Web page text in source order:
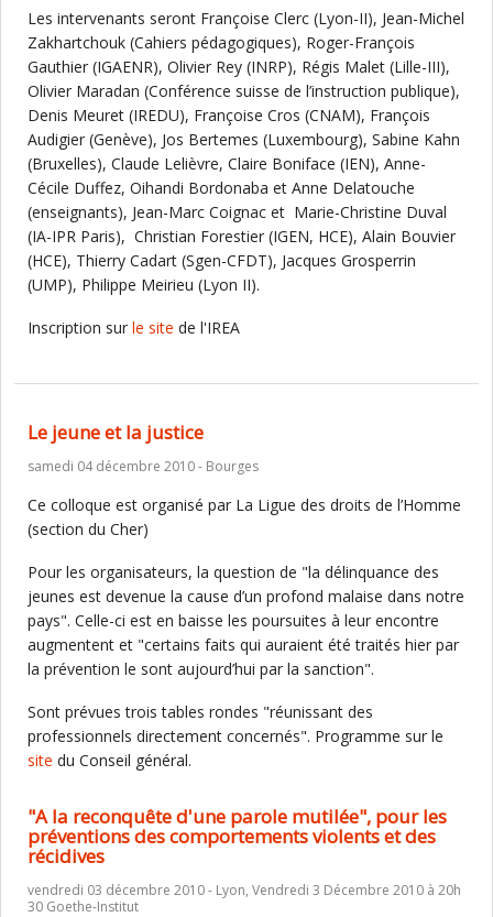
Les intervenants seront Françoise Clerc (Lyon-II), Jean-Michel
Zakhartchouk (Cahiers pédagogiques), Roger-François
Gauthier (IGAENR), Olivier Rey (INRP), Régis Malet (Lille-III),
Olivier Maradan (Conférence suisse de l’instruction publique),
Denis Meuret (IREDU), Françoise Cros (CNAM), François
Audigier (Genève), Jos Bertemes (Luxembourg), Sabine Kahn
(Bruxelles), Claude Lelièvre, Claire Boniface (IEN), Anne-
Cécile Duffez, Oihandi Bordonaba et Anne Delatouche
(enseignants), Jean-Marc Coignac et Marie-Christine Duval
(IA-IPR Paris), Christian Forestier (IGEN, HCE), Alain Bouvier
(HCE), Thierry Cadart (Sgen-CFDT), Jacques Grosperrin
(UMP), Philippe Meirieu (Lyon II).
Inscription sur le site de l'IREA
Le jeune et la justice
samedi 04 décembre 2010 - Bourges
Ce colloque est organisé par La Ligue des droits de l’Homme
(section du Cher)
Pour les organisateurs, la question de "la délinquance des
jeunes est devenue la cause d’un profond malaise dans notre
pays". Celle-ci est en baisse les poursuites à leur encontre
augmentent et "certains faits qui auraient été traités hier par
la prévention le sont aujourd’hui par la sanction".
Sont prévues trois tables rondes "réunissant des
professionnels directement concernés". Programme sur le
site du Conseil général.
"A la reconquête d'une parole mutilée", pour les
préventions des comportements violents et des
récidives
vendredi 03 décembre 2010 - Lyon, Vendredi 3 Décembre 2010 à 20h
30 Goethe-Institut